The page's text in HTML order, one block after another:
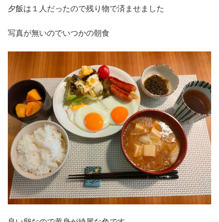
夕飯は１人だったので残り物で済ませました
写真が無いのでいつかの朝食